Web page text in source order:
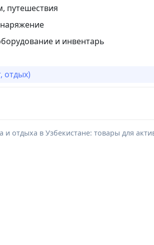
путешествия
и инвентарь
отдых)
и отдыха в Узбекистане: товары для